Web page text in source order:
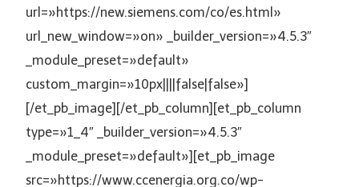
url=»https://new.siemens.com/co/es.html»
url_new_window=»on» _builder_version=»4.5.3″
_module_preset=»default»
custom_margin=»10px||||false|false»]
[/et_pb_image][/et_pb_column][et_pb_column
type=»1_4″ _builder_version=»4.5.3″
_module_preset=»default»][et_pb_image
src=»https://www.ccenergia.org.co/wp-